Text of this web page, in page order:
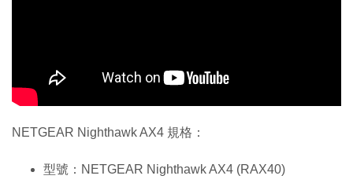
NETGEAR Nighthawk AX4 規格：
型號：NETGEAR Nighthawk AX4 (RAX40)